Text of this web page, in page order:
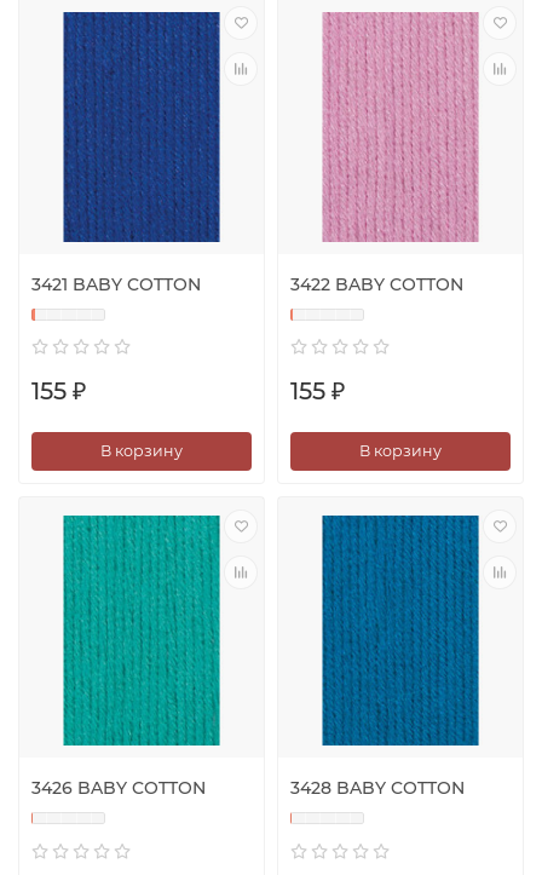
3421 BABY COTTON
155 ₽
В корзину
3422 BABY COTTON
155 ₽
В корзину
3426 BABY COTTON 3428 BABY COTTON